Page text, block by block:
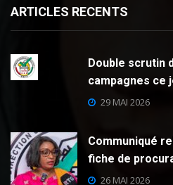
ARTICLES RECENTS
Double scrutin
campagnes ce
29 MAI 2026
Communiqué
fiche de
26 MAI 2026